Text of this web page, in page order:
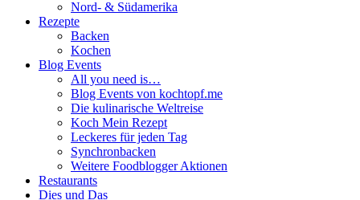
Nord- & Südamerika
Rezepte
Backen
Kochen
Blog Events
All you need is…
Blog Events von kochtopf.me
Die kulinarische Weltreise
Koch Mein Rezept
Leckeres für jeden Tag
Synchronbacken
Weitere Foodblogger Aktionen
Restaurants
Dies und Das